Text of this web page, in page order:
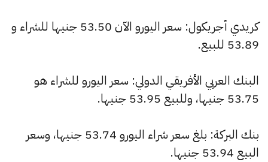
كريدي أجريكول: سعر اليورو الآن 53.50 جنيها للشراء و
53.89 للبيع.
البنك العربي الأفريقي الدولي: سعر اليورو للشراء هو
53.75 جنيها، وللبيع 53.95 جنيها.
بنك البركة: بلغ سعر شراء اليورو 53.74 جنيها، وسعر
البيع 53.94 جنيها.